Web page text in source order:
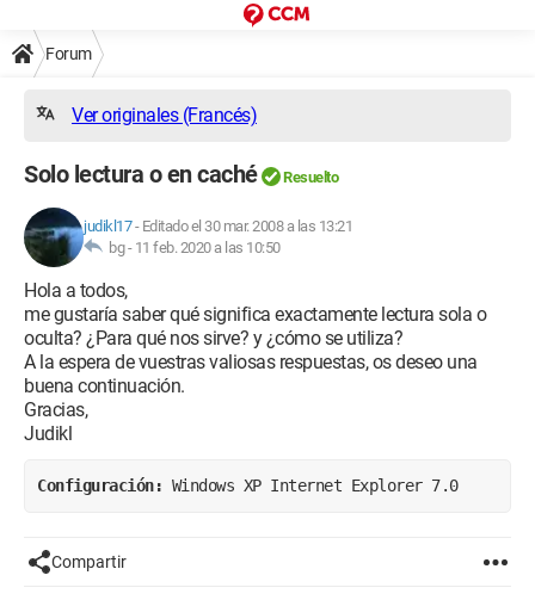
Forum
Ver originales (Francés)
Solo lectura o en caché Resuelto
judikl17- Editado el 30 mar. 2008 a las 13:21
bg - 11 feb. 2020 a las 10:50
Hola a todos,
me gustaría saber qué significa exactamente lectura sola o
oculta? ¿Para qué nos sirve? y ¿cómo se utiliza?
A la espera de vuestras valiosas respuestas, os deseo una
buena continuación.
Gracias,
Judikl
Configuración: Windows XP Internet Explorer 7.0
Compartir